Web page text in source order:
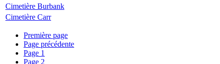
Cimetière Burbank
Cimetière Carr
Première page
Page précédente
Page 1
Page 2